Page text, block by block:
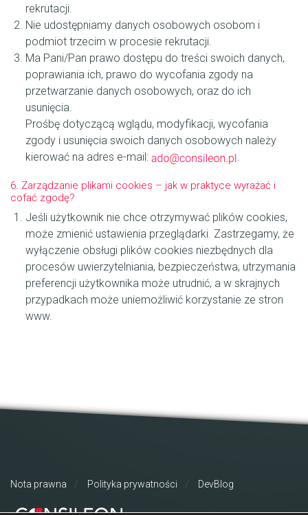
rekrutacji.
Nie udostępniamy danych osobowych osobom i
podmiot trzecim w procesie rekrutacji.
Ma Pani/Pan prawo dostępu do treści swoich danych,
poprawiania ich, prawo do wycofania zgody na
przetwarzanie danych osobowych, oraz do ich
usunięcia.
Prośbę dotyczącą wglądu, modyfikacji, wycofania
zgody i usunięcia swoich danych osobowych należy
kierować na adres e-mail:
.
6. Zarządzanie plikami cookies – jak w praktyce wyrażać i
cofać zgodę?
Jeśli użytkownik nie chce otrzymywać plików cookies,
może zmienić ustawienia przeglądarki. Zastrzegamy, że
wyłączenie obsługi plików cookies niezbędnych dla
procesów uwierzytelniania, bezpieczeństwa, utrzymania
preferencji użytkownika może utrudnić, a w skrajnych
przypadkach może uniemożliwić korzystanie ze stron
www.
Nota prawna Polityka prywatności DevBlog